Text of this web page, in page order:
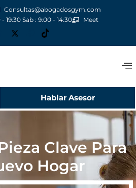
Consultas@abogadosgym.com
19:30 Sab : 9:00 - 14:30
Meet
Hablar Asesor
Clave Para
Hogar